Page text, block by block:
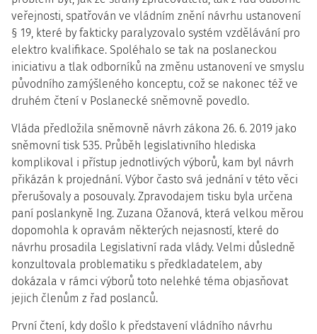
veřejnosti, spatřován ve vládním znění návrhu ustanovení
§ 19, které by fakticky paralyzovalo systém vzdělávání pro
elektro kvalifikace. Spoléhalo se tak na poslaneckou
iniciativu a tlak odborníků na změnu ustanovení ve smyslu
původního zamýšleného konceptu, což se nakonec též ve
druhém čtení v Poslanecké sněmovně povedlo.
Vláda předložila sněmovně návrh zákona 26. 6. 2019 jako
sněmovní tisk 535. Průběh legislativního hlediska
komplikoval i přístup jednotlivých výborů, kam byl návrh
přikázán k projednání. Výbor často svá jednání v této věci
přerušovaly a posouvaly. Zpravodajem tisku byla určena
paní poslankyně Ing. Zuzana Ožanová, která velkou měrou
dopomohla k opravám některých nejasností, které do
návrhu prosadila Legislativní rada vlády. Velmi důsledně
konzultovala problematiku s předkladatelem, aby
dokázala v rámci výborů toto nelehké téma objasňovat
jejich členům z řad poslanců.
První čtení, kdy došlo k představení vládního návrhu